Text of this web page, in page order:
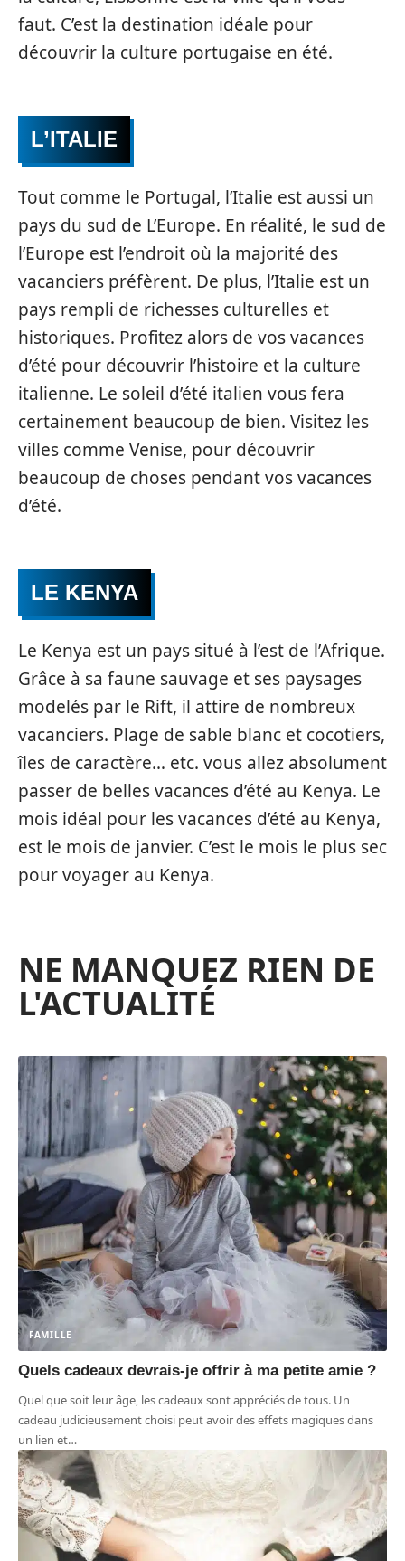
faut. C’est la destination idéale pour
découvrir la culture portugaise en été.
L’ITALIE
Tout comme le Portugal, l’Italie est aussi un
pays du sud de L’Europe. En réalité, le sud de
l’Europe est l’endroit où la majorité des
vacanciers préfèrent. De plus, l’Italie est un
pays rempli de richesses culturelles et
historiques. Profitez alors de vos vacances
d’été pour découvrir l’histoire et la culture
italienne. Le soleil d’été italien vous fera
certainement beaucoup de bien. Visitez les
villes comme Venise, pour découvrir
beaucoup de choses pendant vos vacances
d’été.
LE KENYA
Le Kenya est un pays situé à l’est de l’Afrique.
Grâce à sa faune sauvage et ses paysages
modelés par le Rift, il attire de nombreux
vacanciers. Plage de sable blanc et cocotiers,
îles de caractère… etc. vous allez absolument
passer de belles vacances d’été au Kenya. Le
mois idéal pour les vacances d’été au Kenya,
est le mois de janvier. C’est le mois le plus sec
pour voyager au Kenya.
NE MANQUEZ RIEN DE
L'ACTUALITÉ
FAMILLE
Quels cadeaux devrais-je offrir à ma petite amie ?
Quel que soit leur âge, les cadeaux sont appréciés de tous. Un
cadeau judicieusement choisi peut avoir des effets magiques dans
un lien et…